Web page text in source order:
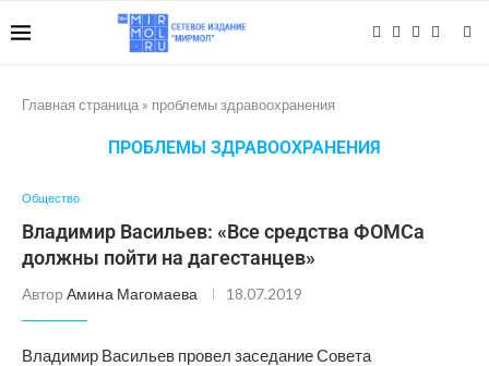
Главная страница » проблемы здравоохранения
ПРОБЛЕМЫ ЗДРАВООХРАНЕНИЯ
Общество
Владимир Васильев: «Все средства ФОМСа
должны пойти на дагестанцев»
Автор Амина Магомаева 18.07.2019
Владимир Васильев провел заседание Совета